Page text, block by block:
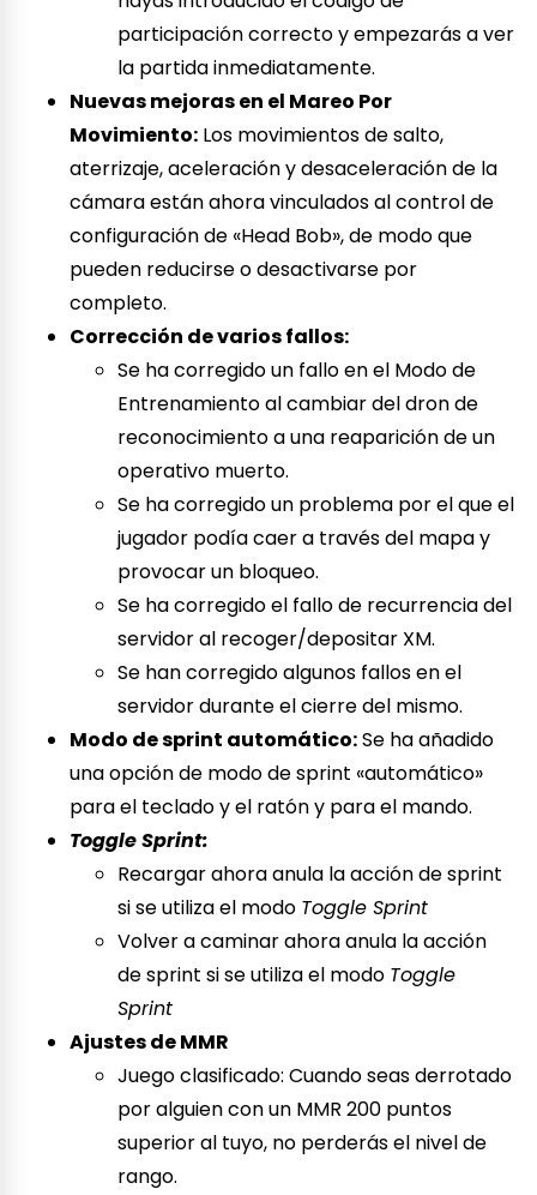
participación correcto y empezarás a ver
la partida inmediatamente.
Nuevas mejoras en el Mareo Por
Movimiento: Los movimientos de salto,
aterrizaje, aceleración y desaceleración de la
cámara están ahora vinculados al control de
configuración de «Head Bob», de modo que
pueden reducirse o desactivarse por
completo.
Corrección de varios fallos:
Se ha corregido un fallo en el Modo de
Entrenamiento al cambiar del dron de
reconocimiento a una reaparición de un
operativo muerto.
Se ha corregido un problema por el que el
jugador podía caer a través del mapa y
provocar un bloqueo.
Se ha corregido el fallo de recurrencia del
servidor al recoger/depositar XM.
Se han corregido algunos fallos en el
servidor durante el cierre del mismo.
Modo de sprint automático:Se ha añadido
una opción de modo de sprint «automático»
para el teclado y el ratón y para el mando.
Toggle Sprint:
Recargar ahora anula la acción de sprint
si se utiliza el modo Toggle Sprint
Volver a caminar ahora anula la acción
de sprint si se utiliza el modo Toggle
Sprint
Ajustes de MMR
Juego clasificado: Cuando seas derrotado
por alguien con un MMR 200 puntos
superior al tuyo, no perderás el nivel de
rango.